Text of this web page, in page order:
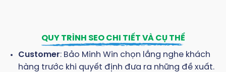
QUY TRÌNH SEO CHI TIẾT VÀ CỤ THỂ
Customer: Bảo Minh Win chọn lắng nghe khách
hàng trước khi quyết định đưa ra những đề xuất.